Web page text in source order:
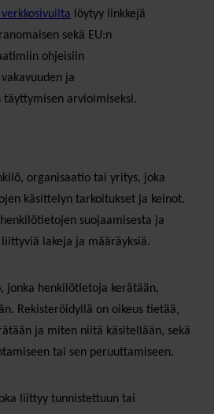
löytyy linkkejä
sekä EU:n
ohjeisiin
ja
arvioimiseksi.
organisaatio tai yritys, joka
käsittelyn tarkoitukset ja keinot.
suojaamisesta ja
lakeja ja määräyksiä.
jonka henkilötietoja kerätään,
Rekisteröidyllä on oikeus tietää,
ja miten niitä käsitellään, sekä
tai sen peruuttamiseen.
liittyy tunnistettuun tai